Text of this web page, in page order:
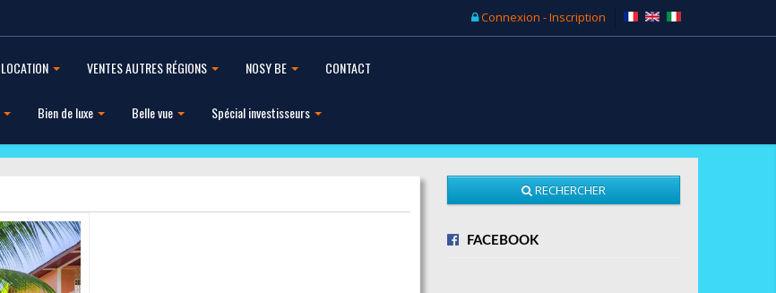
Connexion - Inscription
LOCATION VENTES AUTRES RÉGIONS NOSY BE CONTACT
Bien de luxe Belle vue Spécial investisseurs
RECHERCHER
FACEBOOK